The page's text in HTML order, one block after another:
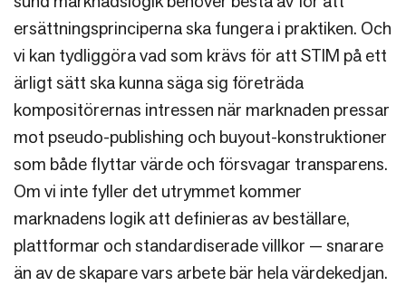
ersättningsprinciperna ska fungera i praktiken. Och
vi kan tydliggöra vad som krävs för att STIM på ett
ärligt sätt ska kunna säga sig företräda
kompositörernas intressen när marknaden pressar
mot pseudo-publishing och buyout-konstruktioner
som både flyttar värde och försvagar transparens.
Om vi inte fyller det utrymmet kommer
marknadens logik att definieras av beställare,
plattformar och standardiserade villkor — snarare
än av de skapare vars arbete bär hela värdekedjan.